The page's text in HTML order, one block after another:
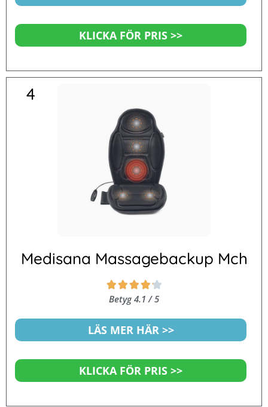
KLICKA FÖR PRIS >>
4
Medisana Massagebackup Mch

5
Betyg 4.1 / 5
LÄS MER HÄR >>
KLICKA FÖR PRIS >>